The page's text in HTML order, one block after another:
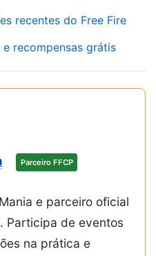
recentes do Free Fire
recompensas grátis
Parceiro FFCP
e parceiro oficial
Participa de eventos
na prática e